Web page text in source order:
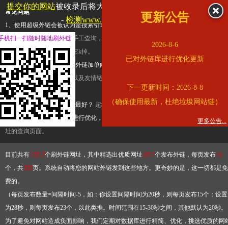
常见问题
1、使用超级外链会被认为是搜索引擎优化作弊吗？ 超级外链只是一个简便而集成
查询工具，模拟的是正常手工查询，不是作弊。如果是作弊，那您可以使用超级外
推广竞争对手的网址，让它k掉。
2、网站优化单纯依靠超级外链加单向链接可行吗？
链，需要结合普通的外链以及友情链接，您可以到站长论坛发布外链，到友情链接
台交换友情链接。
3、如何使用超级外链效果最好？ 超级外链不同于普通的外链，它是动态的链接，
有频繁使用超级外链工具进行优化，才能获得稳定的外链
，最终使搜索引擎收录带
址的查询页面。
目前共有13212个刷外链网址，其中精选出优质网址3317个发布外链，每页发布10
个，共332页。系统自动将您的网站外链发到这些地方。更奇妙的是，这一切都是免
费的。
（每页发布数量=间隔时间-5，如：你设置间隔时间为20秒，则每页发布15个；设置
为28秒，则每页发布23个，以此类推。时间范围在15-30秒之间，其他默认为20秒
为了避免对网站造成负面影响，我们定期对数据库进行精简、优化，挑选优质的网
提交你的网站被收录后将大幅提升流量和外链，
查看展示页面
- 检测www.cqkjg.cn是否收录更新公告
2026-8-6
已对外链库进行优化更新
下一更新时间：2026-8-8
（确保使用最新，杜绝垃圾网站链）
更多公告...
机扫一扫随时随地刷外链